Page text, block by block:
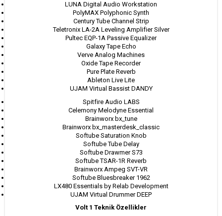
LUNA Digital Audio Workstation
PolyMAX Polyphonic Synth
Century Tube Channel Strip
Teletronix LA-2A Leveling Amplifier Silver
Pultec EQP-1A Passive Equalizer
Galaxy Tape Echo
Verve Analog Machines
Oxide Tape Recorder
Pure Plate Reverb
Ableton Live Lite
UJAM Virtual Bassist DANDY
Spitfire Audio LABS
Celemony Melodyne Essential
Brainworx bx_tune
Brainworx bx_masterdesk_classic
Softube Saturation Knob
Softube Tube Delay
Softube Drawmer S73
Softube TSAR-1R Reverb
Brainworx Ampeg SVT-VR
Softube Bluesbreaker 1962
LX480 Essentials by Relab Development
UJAM Virtual Drummer DEEP
Volt 1 Teknik Özellikler